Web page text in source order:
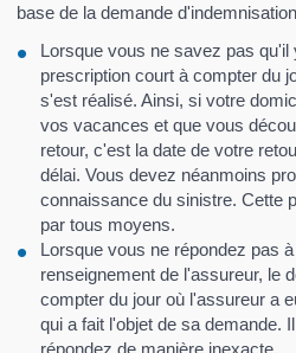
base de la demande
Lorsque vous ne savez pas qu'il
prescription court à compter du
s'est réalisé. Ainsi, si votre
vos vacances et que vous
retour, c'est la date de votre
délai. Vous devez néanmoins
connaissance du sinistre. Cette
par tous moyens.
Lorsque vous ne répondez pas
renseignement de l'assureur, le
compter du jour où l'assureur a
qui a fait l'objet de sa demande.
répondez de manière inexacte.